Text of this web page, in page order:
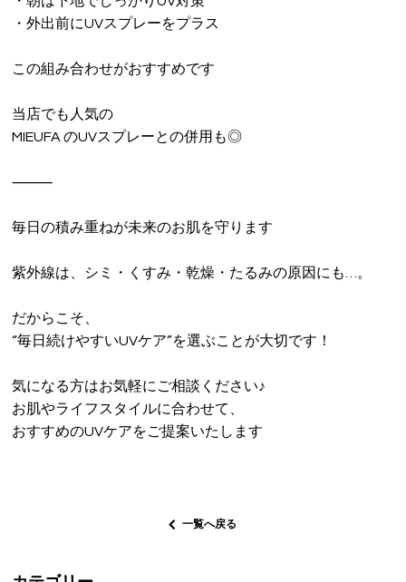
・外出前にUVスプレーをプラス
この組み合わせがおすすめです
当店でも人気の
MIEUFA のUVスプレーとの併用も◎
⸻
毎日の積み重ねが未来のお肌を守ります
紫外線は、シミ・くすみ・乾燥・たるみの原因にも…。
だからこそ、
“毎日続けやすいUVケア”を選ぶことが大切です！
気になる方はお気軽にご相談ください♪
お肌やライフスタイルに合わせて、
おすすめのUVケアをご提案いたします
一覧へ戻る